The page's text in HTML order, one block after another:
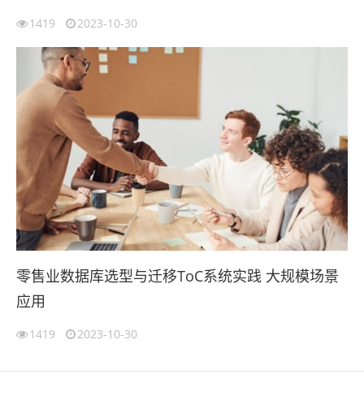
1419 2023-10-30
零售业数据库选型与迁移ToC系统实践 大规模场景
应用
1419 2023-10-30